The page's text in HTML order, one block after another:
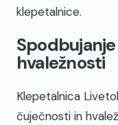
klepetalnice.
hvaležnosti
Klepetalnica
čuječnosti in